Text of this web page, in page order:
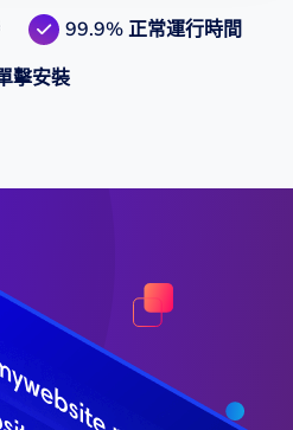
99.9% 正常運行時間
擊安裝